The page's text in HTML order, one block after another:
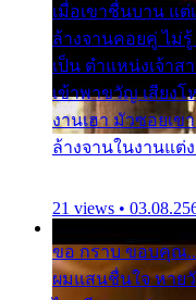
เมื่อเขาชื่นบาน แ
ล้างจานคอยคู่ ไม่
เป็น ตำแหน่งเจ้า
เข้าพาขวัญ เสียง
งานเฮา มัวซอยเ
ล้างจานในงานแต่ง
21 views •
ขอ กราบ ขอบคุณ
ผมแสนชื่นใจ หายวั